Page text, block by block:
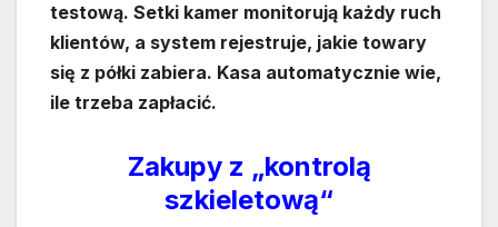
testową. Setki kamer monitorują każdy ruch
klientów, a system rejestruje, jakie towary
się z półki zabiera. Kasa automatycznie wie,
ile trzeba zapłacić.
Zakupy z „kontrolą
szkieletową“